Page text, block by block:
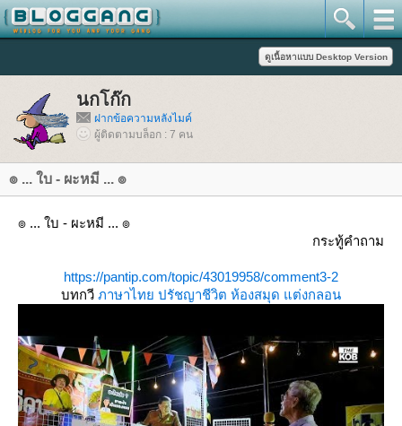
นกโก๊ก
ฝากข้อความหลังไมค์
ผู้ติดตามบล็อก : 7 คน
๏ ... ใบ - ผะหมี ... ๏
๏ ... ใบ - ผะหมี ... ๏
กระทู้คำถาม
https://pantip.com/topic/43019958/comment3-2
บทกวี ภาษาไท ปรัชญาชีวิต ห้องสมุด ต่งกลอน